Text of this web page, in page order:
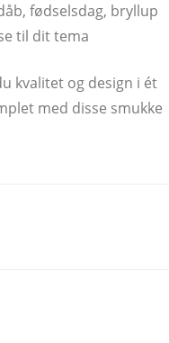
fødselsdag, bryllup
til dit tema
kvalitet og design i ét
med disse smukke